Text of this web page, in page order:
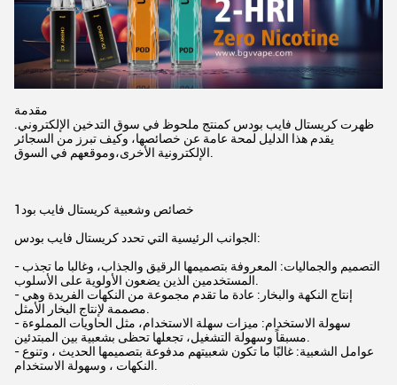
مقدمة
ظهرت كريستال فايب بودس كمنتج ملحوظ في سوق التدخين الإلكتروني.
يقدم هذا الدليل لمحة عامة عن خصائصها، وكيف تبرز من السجائر
الإلكترونية الأخرى،وموقعهم في السوق.
1خصائص وشعبية كريستال فايب بود
الجوانب الرئيسية التي تحدد كريستال فايب بودس:
- التصميم والجماليات: المعروفة بتصميمها الرقيق والجذاب، وغالبا ما تجذب
المستخدمين الذين يضعون الأولوية على الأسلوب.
- إنتاج النكهة والبخار: عادة ما تقدم مجموعة من النكهات الفريدة وهي
مصممة لإنتاج البخار الأمثل.
- سهولة الاستخدام: ميزات سهلة الاستخدام، مثل الحاويات المملوءة
مسبقاً وسهولة التشغيل، تجعلها تحظى بشعبية بين المبتدئين.
- عوامل الشعبية: غالبًا ما تكون شعبيتهم مدفوعة بتصميمها الحديث ، وتنوع
النكهات ، وسهولة الاستخدام.